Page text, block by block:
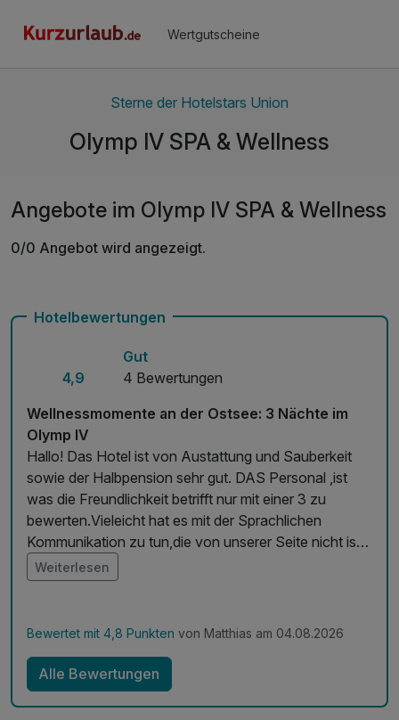
Wertgutscheine
Sterne der Hotelstars Union
Olymp IV SPA & Wellness
Angebote im Olymp IV SPA & Wellness
0/0 Angebot wird angezeigt.
Hotelbewertungen
4,9
Gut
4 Bewertungen
Wellnessmomente an der Ostsee: 3 Nächte im
Olymp IV
Hallo! Das Hotel ist von Austattung und Sauberkeit
sowie der Halbpension sehr gut. DAS Personal ,ist
was die Freundlichkeit betrifft nur mit einer 3 zu
bewerten.Vieleicht hat es mit der Sprachlichen
Kommunikation zu tun,die von unserer Seite nicht ist.
Fazit Wir würden das Hotel bei o.genanter
Verbesserung wieder Buchen. Mfg
Weiterlesen
Bewertet mit 4,8 Punkten von Matthias am 04.08.2026
Alle Bewertungen